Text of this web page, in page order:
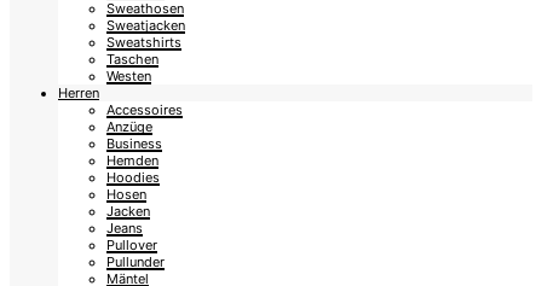
Sweathosen
Sweatjacken
Sweatshirts
Taschen
Westen
Herren
Accessoires
Anzüge
Business
Hemden
Hoodies
Hosen
Jacken
Jeans
Pullover
Pullunder
Mäntel